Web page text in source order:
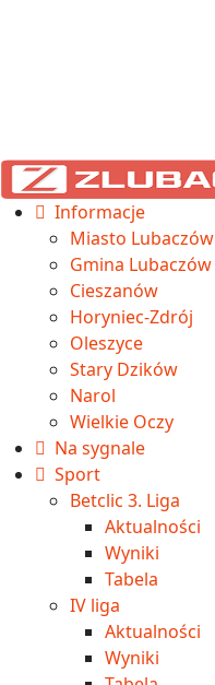
Informacje
Miasto Lubaczów
Gmina Lubaczów
Cieszanów
Horyniec-Zdrój
Oleszyce
Stary Dzików
Narol
Wielkie Oczy
Na sygnale
Sport
Betclic 3. Liga
Aktualności
Wyniki
Tabela
IV liga
Aktualności
Wyniki